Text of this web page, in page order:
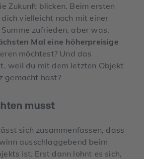
Zukunft blicken. Beim ersten
vielleicht noch mit einer
zufrieden, aber was,
Mal eine höherpreisige
möchtest? Und das
weil du mit dem letzten Objekt
gemacht hast?
musst
sich zusammenfassen, dass
ausschlaggebend beim
ist. Erst dann lohnt es sich,